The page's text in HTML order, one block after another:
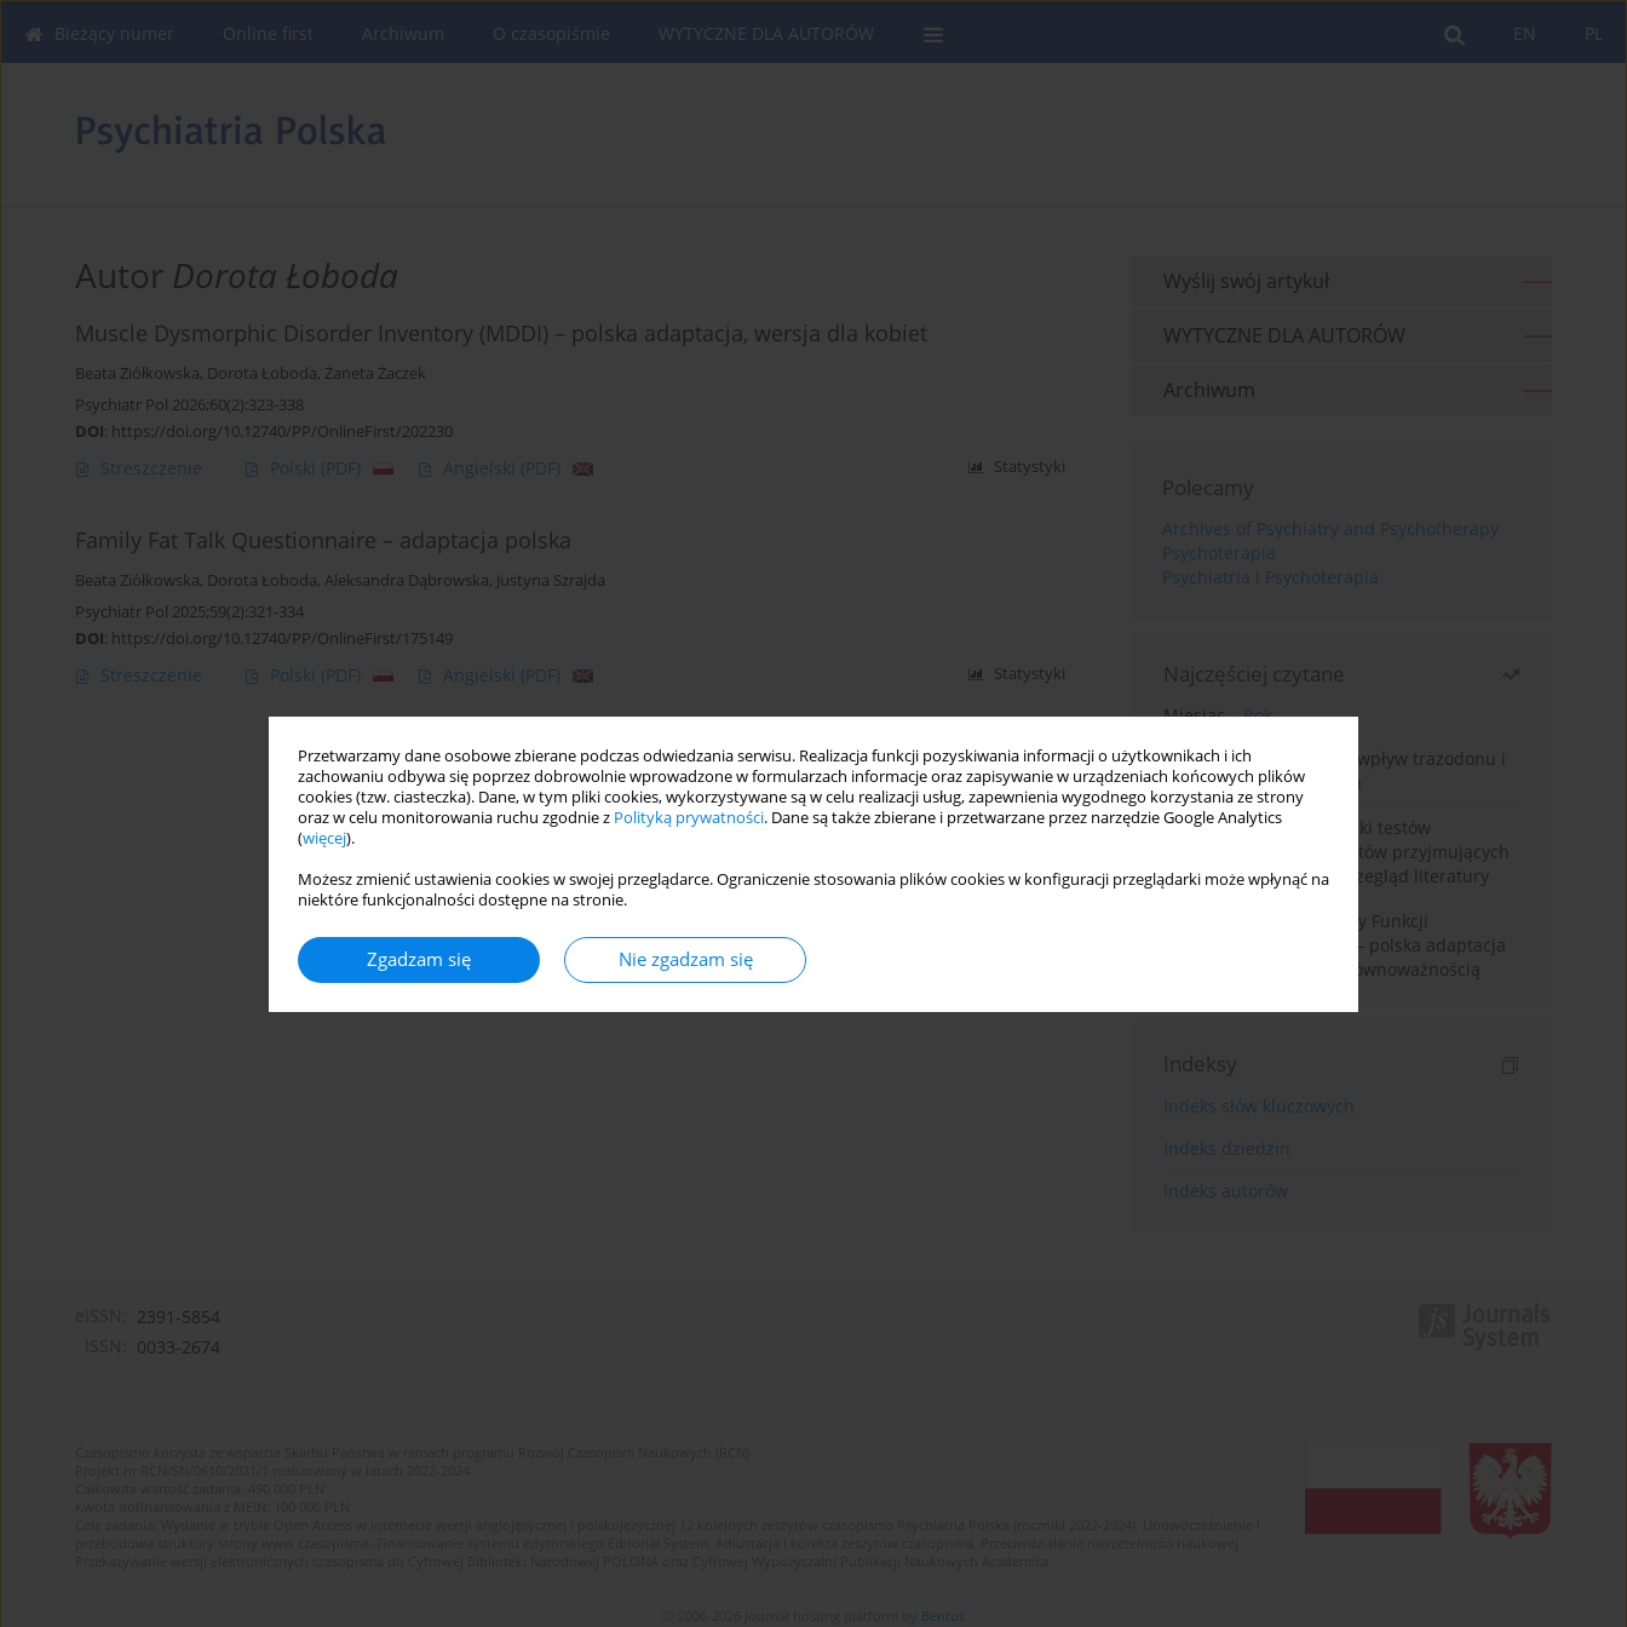
Przetwarzamy dane osobowe zbierane podczas odwiedzania serwisu. Realizacja funkcji pozyskiwania informacji o użytkownikach i ich
zachowaniu odbywa się poprzez dobrowolnie wprowadzone w formularzach informacje oraz zapisywanie w urządzeniach końcowych plików
cookies (tzw. ciasteczka). Dane, w tym pliki cookies, wykorzystywane są w celu realizacji usług, zapewnienia wygodnego korzystania ze strony
oraz w celu monitorowania ruchu zgodnie z Polityką prywatności. Dane są także zbierane i przetwarzane przez narzędzie Google Analytics
(więcej).
Możesz zmienić ustawienia cookies w swojej przeglądarce. Ograniczenie stosowania plików cookies w konfiguracji przeglądarki może wpłynąć na
niektóre funkcjonalności dostępne na stronie.
Zgadzam się Nie zgadzam się
PL
EN
Bieżący numer Online first Archiwum O czasopiśmie WYTYCZNE DLA AUTORÓW
Autor Dorota Łoboda
Muscle Dysmorphic Disorder Inventory (MDDI) – polska adaptacja, wersja dla kobiet
Beata Ziółkowska, Dorota Łoboda, Żaneta Żaczek
Psychiatr Pol 2026;60(2):323-338
DOI: https://doi.org/10.12740/PP/OnlineFirst/202230
Streszczenie Polski (PDF) Angielski (PDF) Statystyki
Family Fat Talk Questionnaire – adaptacja polska
Beata Ziółkowska, Dorota Łoboda, Aleksandra Dąbrowska, Justyna Szrajda
Psychiatr Pol 2025;59(2):321-334
DOI: https://doi.org/10.12740/PP/OnlineFirst/175149
Streszczenie Polski (PDF) Angielski (PDF) Statystyki
Wyślij swój artykuł
WYTYCZNE DLA AUTORÓW
Archiwum
Polecamy
Archives of Psychiatry and Psychotherapy
Psychoterapia
Psychiatria i Psychoterapia
Najczęściej czytane
Miesiąc
Rok
Leczenie bezsenności – wpływ trazodonu i
leków nasennych na sen
Fałszywie dodatnie wyniki testów
narkotykowych u pacjentów przyjmujących
leki psychotropowe – przegląd literatury
Montrealska Skala Oceny Funkcji
Poznawczych MoCA 7.2.– polska adaptacja
metody i badania nad równoważnością
Indeksy
Indeks słów kluczowych
Indeks dziedzin
Indeks autorów
2391-5854
0033-2674
Bentus